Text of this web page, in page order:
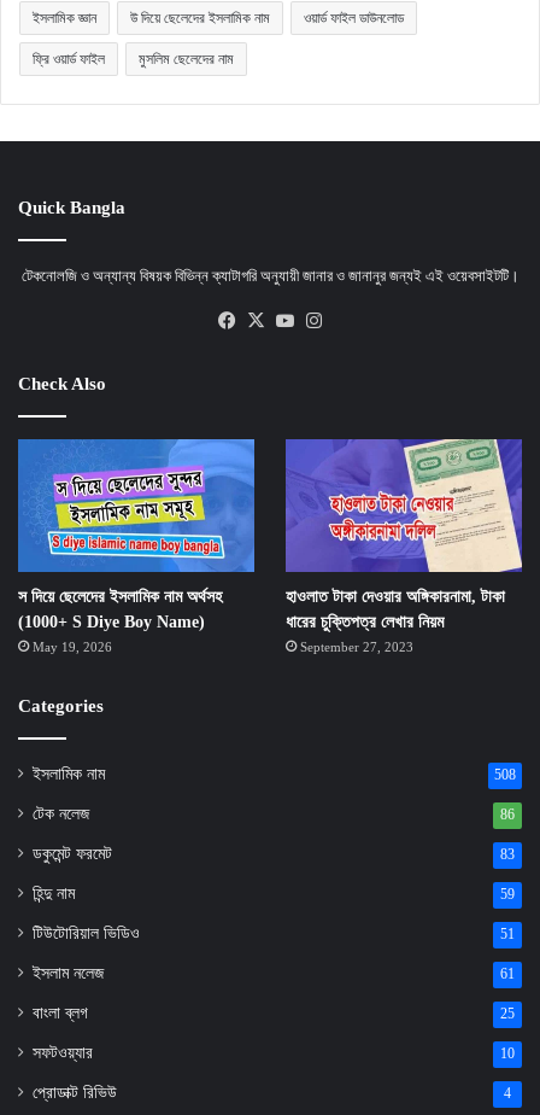
ইসলামিক জ্ঞান উ দিয়ে ছেলেদের ইসলামিক নাম ওয়ার্ড ফাইল ডাউনলোড
ফ্রি ওয়ার্ড ফাইল মুসলিম ছেলেদের নাম
Quick Bangla
টেকনোলজি ও অন্যান্য বিষয়ক বিভিন্ন ক্যাটাগরি অনুযায়ী জানার ও জানানুর জন্যই এই ওয়েবসাইটটি।
Facebook
X YouTube
Check Also
স দিয়ে ছেলেদের ইসলামিক নাম অর্থসহ
(1000+ S Diye Boy Name)
May 19, 2026
হাওলাত টাকা দেওয়ার অঙ্গিকারনামা, টাকা
ধারের চুক্তিপত্র লেখার নিয়ম
September 27, 2023
Categories
ইসলামিক নাম 508
টেক নলেজ 86
ডকুমেন্ট ফরমেট 83
হিন্দু নাম 59
টিউটোরিয়াল ভিডিও 51
ইসলাম নলেজ 61
বাংলা ব্লগ 25
সফটওয়্যার 10
প্রোডাক্ট রিভিউ 4